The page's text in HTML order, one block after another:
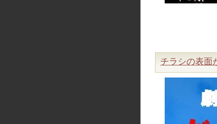
チラシの表面